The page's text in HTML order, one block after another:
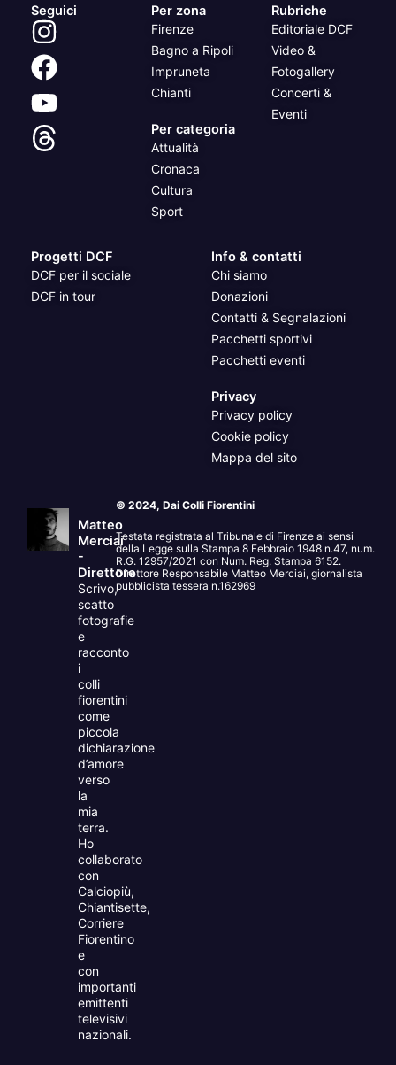
Seguici Per zona
Firenze
Bagno a Ripoli
Impruneta
Chianti
Per categoria
Attualità
Cronaca
Cultura
Sport
Rubriche
Editoriale DCF
Video &
Fotogallery
Concerti &
Eventi
Progetti DCF
DCF per il sociale
DCF in tour
Info & contatti
Chi siamo
Donazioni
Contatti & Segnalazioni
Pacchetti sportivi
Pacchetti eventi
Privacy
Privacy policy
Cookie policy
Mappa del sito
Matteo
Merciai
-
Direttore
Scrivo,
scatto
fotografie
e
racconto
i
colli
fiorentini
come
piccola
dichiarazione
d’amore
verso
la
mia
terra.
Ho
collaborato
con
Calciopiù,
Chiantisette,
Corriere
Fiorentino
e
con
importanti
emittenti
televisivi
nazionali.
© 2024, Dai Colli Fiorentini
Testata registrata al Tribunale di Firenze ai sensi
della Legge sulla Stampa 8 Febbraio 1948 n.47, num.
R.G. 12957/2021 con Num. Reg. Stampa 6152.
Direttore Responsabile Matteo Merciai, giornalista
pubblicista tessera n.162969